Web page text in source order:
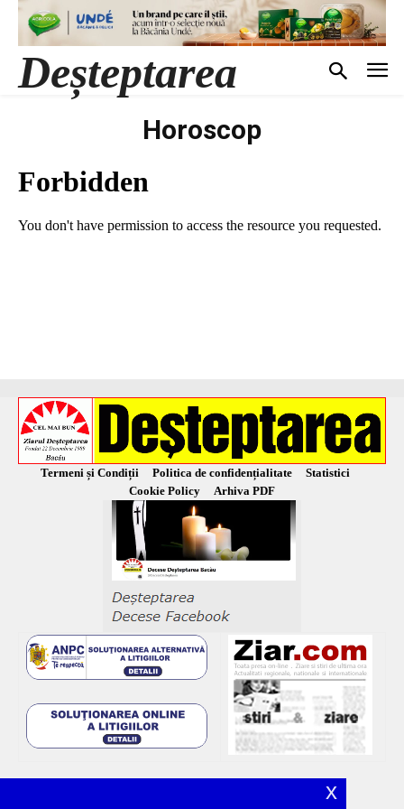
Deșteptarea
Horoscop
Termeni și Condiții Politica de confidențialitate
Statistici
Cookie Policy
Arhiva PDF
x